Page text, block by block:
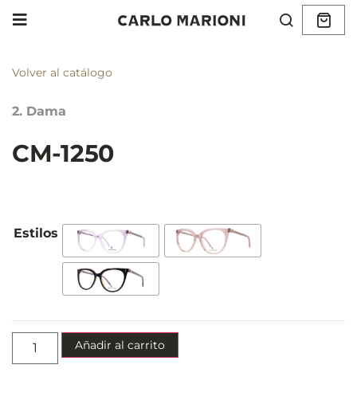
Volver al catálogo
2. Dama
CM-1250
Añadir al carrito